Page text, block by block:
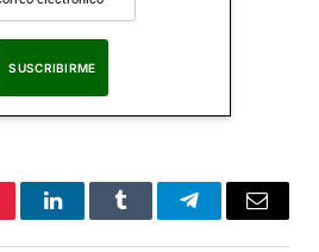
LinkedInTumblr TelegramCorreo